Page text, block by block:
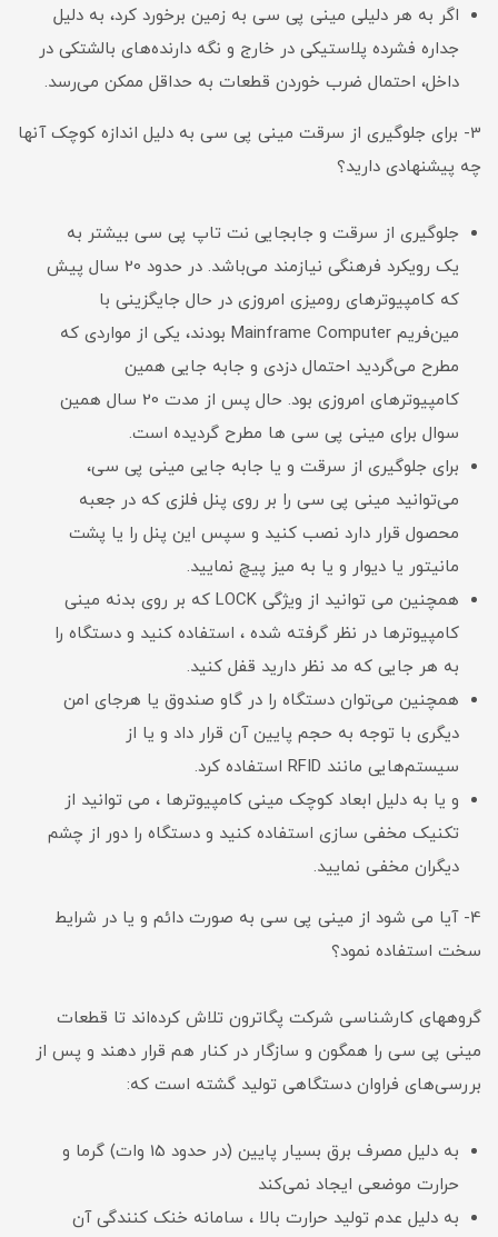
اگر به هر دلیلی مینی پی سی به زمین برخورد کرد، به دلیل
جداره فشرده پلاستیکی در خارج و نگه دارنده‌‌های بالشتکی در
داخل‌، احتمال ضرب خوردن قطعات به حداقل ممکن می‌رسد.
3- برای جلوگیری از سرقت مینی پی سی به دلیل اندازه کوچک آنها
چه پیشنهادی دارید؟
جلوگیری از سرقت و جابجایی نت تاپ پی سی بیشتر به
یک رویکرد فرهنگی نیازمند می‌باشد. در حدود 20 سال پیش
که کامپیوترهای رومیزی امروزی در حال جایگزینی با
مین‌فریم Mainframe Computer بودند، یکی از مواردی که
مطرح می‌گردید احتمال دزدی و جابه جایی همین
کامپیوترهای امروزی بود. حال پس از مدت 20 سال همین
سوال برای مینی پی سی ها مطرح گردیده است.
برای جلوگیری از سرقت و یا جابه جایی مینی پی سی،‌
می‌توانید مینی پی سی را بر روی پنل فلزی که در جعبه
محصول قرار دارد نصب کنید و سپس این پنل را یا پشت
مانیتور یا دیوار و یا به میز پیچ نمایید.
همچنین می توانید از ویژگی LOCK که بر روی بدنه مینی
کامپیوترها در نظر گرفته شده ، استفاده کنید و دستگاه را
به هر جایی که مد نظر دارید قفل کنید.
همچنین می‌توان دستگاه را در گاو صندوق یا هرجای امن
دیگری با توجه به حجم پایین آن قرار داد و یا از
سیستم‌هایی مانند RFID استفاده کرد.
و یا به دلیل ابعاد کوچک مینی کامپیوترها ، می توانید از
تکنیک مخفی سازی استفاده کنید و دستگاه را دور از چشم
دیگران مخفی نمایید.
4- آیا می شود از مینی پی سی به صورت دائم و یا در شرایط
سخت استفاده نمود؟
گروههای کارشناسی شرکت پگاترون تلاش کرده‌اند تا قطعات
مینی پی سی را همگون و سازگار در کنار هم قرار دهند و پس از
بررسی‌های فراوان دستگاهی تولید گشته است که:
به دلیل مصرف برق بسیار پایین (در حدود 15 وات) گرما و
حرارت موضعی ایجاد نمی‌کند
به دلیل عدم تولید حرارت بالا ، سامانه خنک کنندگی آن